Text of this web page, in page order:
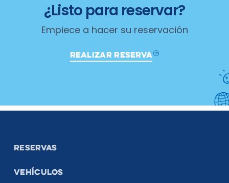
¿Listo para reservar?
Empiece a hacer su reservación
REALIZAR RESERVA
RESERVAS
VEHÍCULOS